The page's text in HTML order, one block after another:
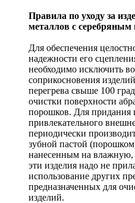
Правила по уходу за
металлов с
Для обеспечения
надежности его
необходимо исключить
соприкосновения
перегрева свыше 100
очистки поверхности
порошков. Для придания
привлекательного
периодически
зубной пастой
нанесенным на влажную,
эти изделия надо не
использование других
предназначенных для
изделий.